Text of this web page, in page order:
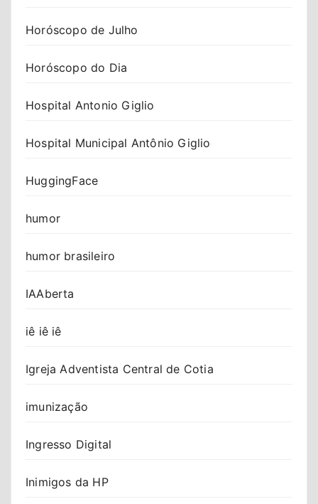
Horóscopo de Julho
Horóscopo do Dia
Hospital Antonio Giglio
Hospital Municipal Antônio Giglio
HuggingFace
humor
humor brasileiro
IAAberta
iê iê iê
Igreja Adventista Central de Cotia
imunização
Ingresso Digital
Inimigos da HP